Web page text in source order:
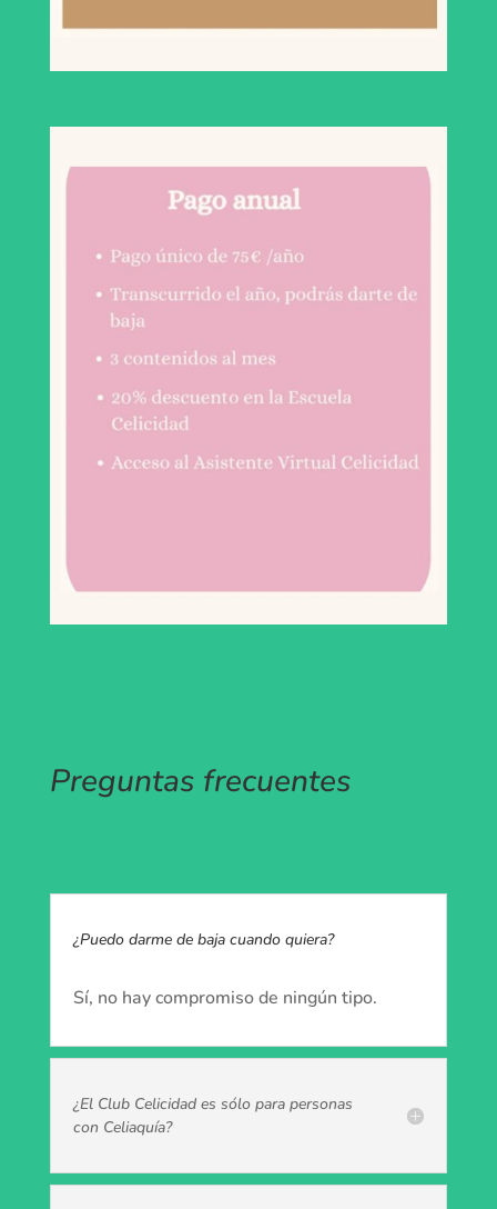
Preguntas frecuentes
¿Puedo darme de baja cuando quiera?
Sí, no hay compromiso de ningún tipo.
¿El Club Celicidad es sólo para personas
con Celiaquía?